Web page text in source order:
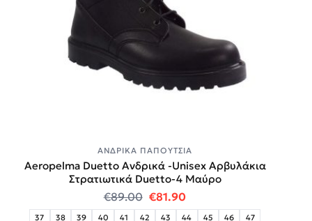
ΑΝΔΡΙΚΆ ΠΑΠΟΎΤΣΙΑ
Aeropelma Duetto Ανδρικά -Unisex Αρβυλάκια
Στρατιωτικά Duetto-4 Μαύρο
€89.00 Original price was: €89.00.
€81.90Η τρέχουσα τιμή
37 38 39 40 41 42 43 44 45 46 47